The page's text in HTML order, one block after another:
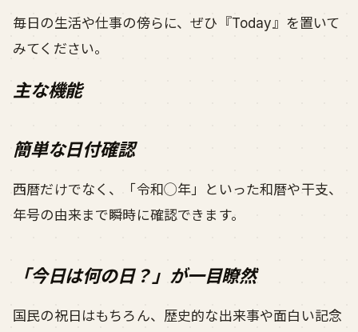
毎日の生活や仕事の傍らに、ぜひ『Today』を置いて
みてください。
主な機能
簡単な日付確認
西暦だけでなく、「令和◯年」といった和暦や干支、
年号の由来まで瞬時に確認できます。
「今日は何の日？」が一目瞭然
国民の祝日はもちろん、歴史的な出来事や面白い記念